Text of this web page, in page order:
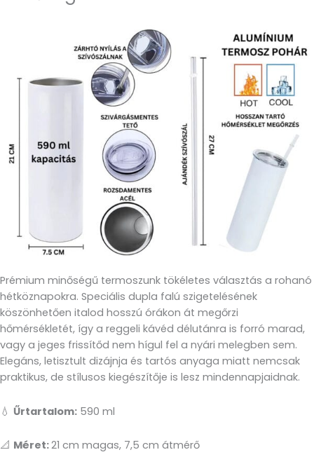
Prémium minőségű termoszunk tökéletes választás a rohanó
hétköznapokra. Speciális dupla falú szigetelésének
köszönhetően italod hosszú órákon át megőrzi
hőmérsékletét, így a reggeli kávéd délutánra is forró marad,
vagy a jeges frissítőd nem hígul fel a nyári melegben sem.
Elegáns, letisztult dizájnja és tartós anyaga miatt nemcsak
praktikus, de stílusos kiegészítője is lesz mindennapjaidnak.
💧 Űrtartalom: 590 ml
📐 Méret:21 cm magas, 7,5 cm átmérő